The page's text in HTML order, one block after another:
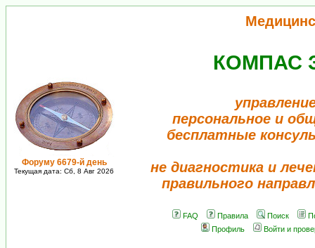
Форуму 6679-й день
Текущая дата: Сб, 8 Авг 2026
КОМПАС
персональное и
бесплатные
не диагностика и
правильного
FAQ Правила Поиск
Профиль
Войти и